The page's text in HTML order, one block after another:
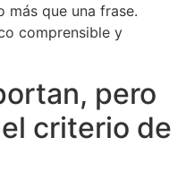
más que una frase.
comprensible y
pero
criterio de